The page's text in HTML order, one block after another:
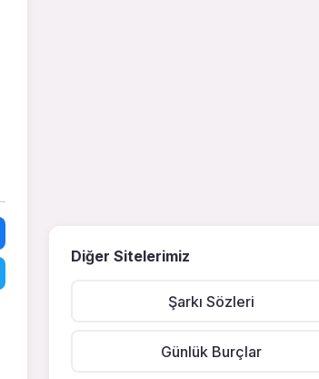
Diğer Sitelerimiz
Şarkı Sözleri
Günlük Burçlar